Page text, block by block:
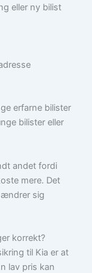
eller ny bilist
erfarne bilister
bilister eller
andet fordi
mere. Det
sig
korrekt?
til Kia er at
lav pris kan